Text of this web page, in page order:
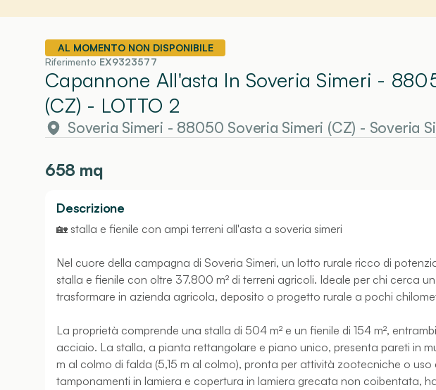
AL MOMENTO NON DISPONIBILE
Riferimento EX9323577
Capannone All'asta In Soveria Simeri -
(CZ) - LOTTO 2
Soveria Simeri - 88050 Soveria Simeri (CZ) - Soveria
658 mq
Descrizione
🏡 stalla e fienile con ampi terreni all'asta a soveria simeri
Nel cuore della campagna di Soveria Simeri, un lotto rurale ricco di
stalla e fienile con oltre 37.800 m² di terreni agricoli. Ideale per chi cerca
trasformare in azienda agricola, deposito o progetto rurale a pochi
La proprietà comprende una stalla di 504 m² e un fienile di 154 m²,
acciaio. La stalla, a pianta rettangolare e piano unico, presenta pareti in
m al colmo di falda (5,15 m al colmo), pronta per attività zootecniche o uso
tamponamenti in lamiera e copertura in lamiera grecata non coibentata,